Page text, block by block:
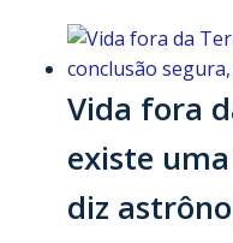
Vida fora
existe
diz